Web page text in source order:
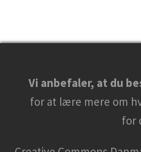
Vi anbefaler, at du
for at lære mere om
for